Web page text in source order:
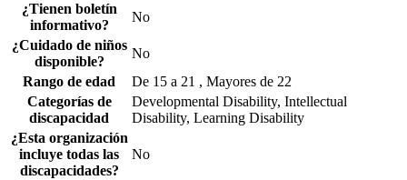
¿Tienen boletín
informativo?
No
¿Cuidado de niños
disponible?
No
Rango de edad
De 15 a 21 , Mayores de 22
Categorías de
discapacidad
Developmental Disability, Intellectual
Disability, Learning Disability
¿Esta organización
incluye todas las
discapacidades?
No